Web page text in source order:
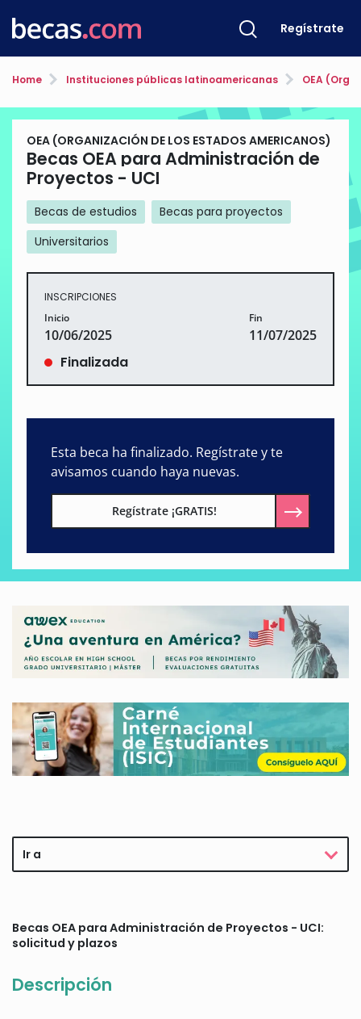
Regístrate
Home Instituciones públicas latinoamericanas OEA
OEA (ORGANIZACIÓN DE LOS ESTADOS AMERICANOS)
Becas OEA para Administración de
Proyectos - UCI
Becas de estudios
Becas para proyectos
Universitarios
INSCRIPCIONES
Inicio
10/06/2025
Fin
11/07/2025
Finalizada
Esta beca ha finalizado. Regístrate y te
avisamos cuando haya nuevas.
Regístrate ¡GRATIS!
Ir a
Becas OEA para Administración de Proyectos - UCI:
solicitud y plazos
Descripción